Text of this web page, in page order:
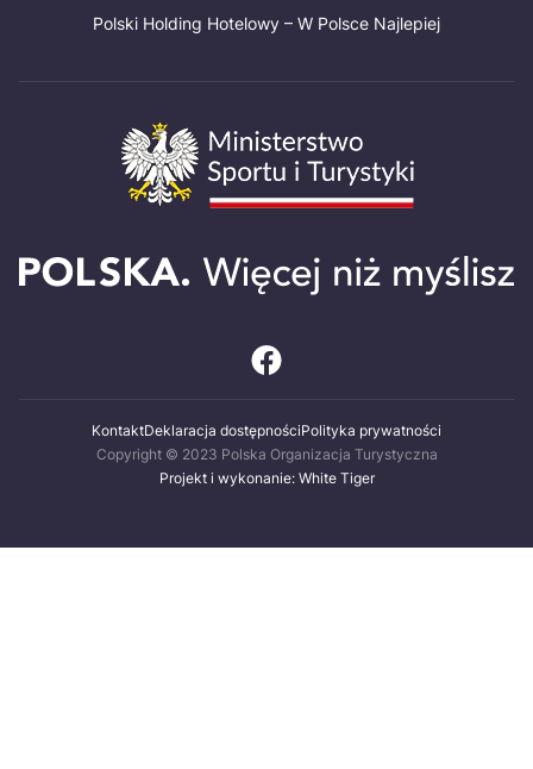
Polski Holding Hotelowy – W Polsce Najlepiej
KontaktDeklaracja dostępnościPolityka prywatności
Copyright © 2023 Polska Organizacja Turystyczna
Projekt i wykonanie: White Tiger